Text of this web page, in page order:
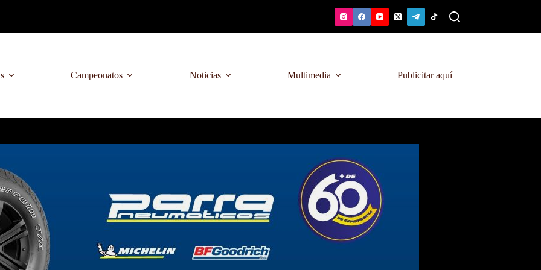
Campeonatos Noticias Multimedia Publicitar aquí